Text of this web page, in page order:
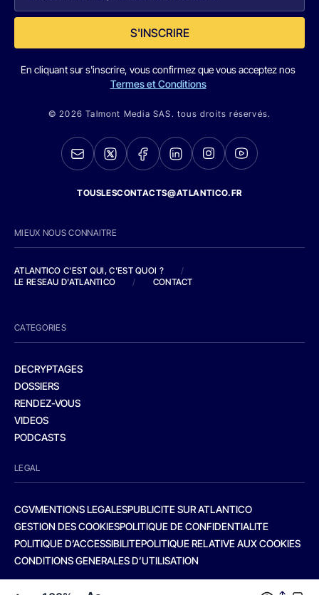
S'INSCRIRE
En cliquant sur s'inscrire, vous confirmez que vous acceptez nos
Termes et Conditions
© 2026 Talmont Media SAS. tous droits réservés.
TOUSLESCONTACTS@ATLANTICO.FR
MIEUX NOUS CONNAITRE
ATLANTICO C'EST QUI, C'EST QUOI ?
/
LE RESEAU D'ATLANTICO
/ CONTACT
CATEGORIES
DECRYPTAGES
DOSSIERS
RENDEZ-VOUS
VIDEOS
PODCASTS
LEGAL
CGVMENTIONS LEGALESPUBLICITE SUR ATLANTICO
GESTION DES COOKIESPOLITIQUE DE CONFIDENTIALITE
POLITIQUE D’ACCESSIBILITEPOLITIQUE RELATIVE AUX COOKIES
CONDITIONS GENERALES D’UTILISATION